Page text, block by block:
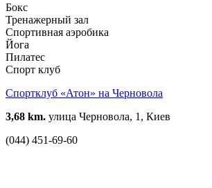
Бокс
Тренажерный зал
Спортивная аэробика
Йога
Пилатес
Спорт клуб
Спортклуб «Атон» на Черновола
3,68 km. улица Черновола, 1, Киев
(044) 451-69-60